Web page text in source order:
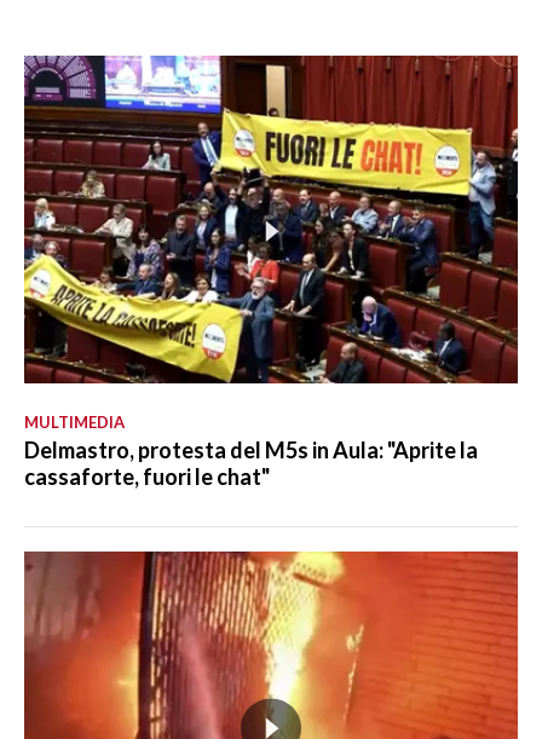
MULTIMEDIA
Delmastro, protesta del M5s in Aula: "Aprite la
cassaforte, fuori le chat"